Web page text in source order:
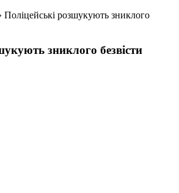
Поліцейські розшукують зниклого
зниклого безвісти